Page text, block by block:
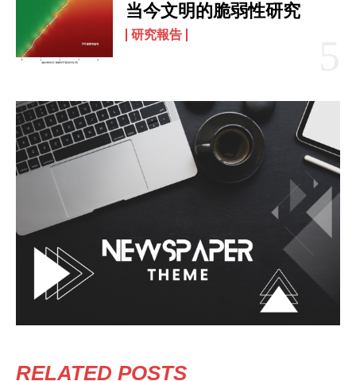
当今文明的脆弱性研究
研究報告
RELATED POSTS